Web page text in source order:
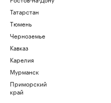
Татарстан
Тюмень
Черноземье
Кавказ
Карелия
Мурманск
Приморский
край